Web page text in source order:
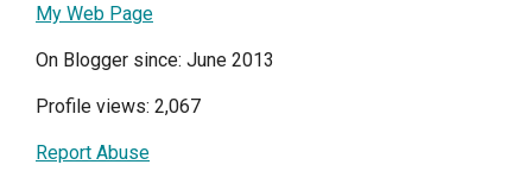
My Web Page
On Blogger since: June 2013
Profile views: 2,067
Report Abuse